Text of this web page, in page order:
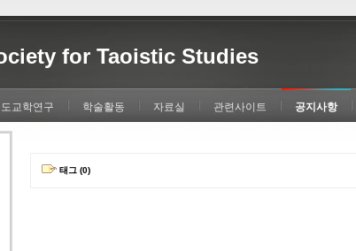
for Taoistic Studies
도교학연구 학술활동 자료실 관련사이트 공지사항
태그 (0)